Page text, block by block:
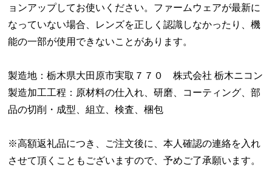
ョンアップしてお使いください。ファームウェアが最新に
なっていない場合、レンズを正しく認識しなかったり、機
能の一部が使用できないことがあります。
製造地：栃木県大田原市実取７７０ 株式会社 栃木ニコン
製造加工工程：原材料の仕入れ、研磨、コーティング、部
品の切削・成型、組立、検査、梱包
※高額返礼品につき、ご注文後に、本人確認の連絡を入れ
させて頂くこともございますので、予めご了承願います。